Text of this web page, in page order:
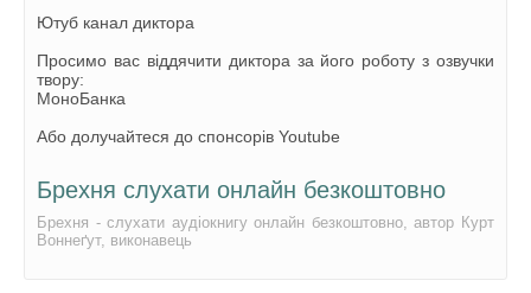
Ютуб канал диктора
Просимо вас віддячити диктора за його роботу з озвучки
твору:
МоноБанка
Або долучайтеся до спонсорів Youtube
Брехня слухати онлайн безкоштовно
Брехня - слухати аудіокнигу онлайн безкоштовно, автор Курт
Воннеґут, виконавець